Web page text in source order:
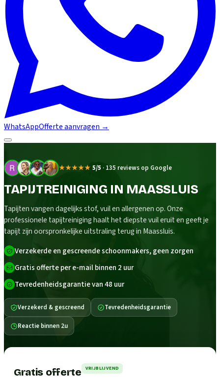
WhatsAppOfferte aanvragen →
★★★★★ 5/5 · 135 reviews op Google
TAPIJTREINIGING IN MAASSLUIS
Tapijten vangen dagelijks stof, vuil en allergenen op. Onze
professionele tapijtreiniging haalt het diepste vuil eruit en geeft je
tapijt zijn oorspronkelijke uitstraling terug in Maassluis.
Verzekerde en gescreende schoonmakers, geen zorgen
Gratis offerte per e-mail binnen 2 uur
Tevredenheidsgarantie van 48 uur
Verzekerd & gescreend Tevredenheidsgarantie
Reactie binnen 2u
Gratis offerte VRIJBLIJVEND